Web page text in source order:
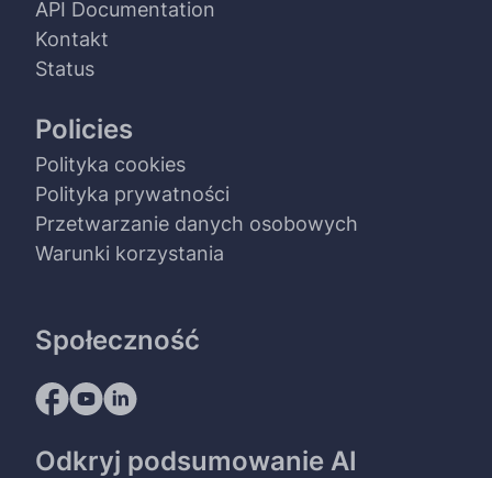
API Documentation
Kontakt
Status
Policies
Polityka cookies
Polityka prywatności
Przetwarzanie danych osobowych
Warunki korzystania
Społeczność
Odkryj podsumowanie AI